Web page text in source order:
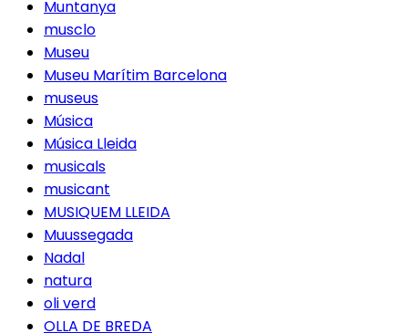
Muntanya
musclo
Museu
Museu Marítim Barcelona
museus
Música
Música Lleida
musicals
musicant
MUSIQUEM LLEIDA
Muussegada
Nadal
natura
oli verd
OLLA DE BREDA